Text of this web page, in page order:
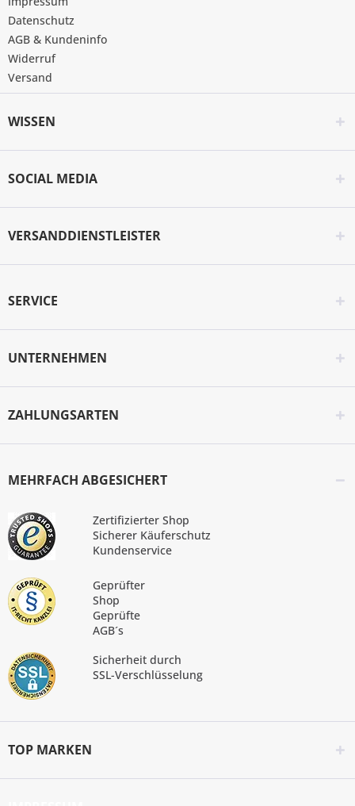
Datenschutz
AGB & Kundeninfo
Widerruf
Versand
WISSEN
SOCIAL MEDIA
VERSANDDIENSTLEISTER
SERVICE
UNTERNEHMEN
ZAHLUNGSARTEN
MEHRFACH ABGESICHERT
Zertifizierter Shop
Sicherer Käuferschutz
Kundenservice
Geprüfter
Shop
Geprüfte
AGB´s
Sicherheit durch
SSL-Verschlüsselung
TOP MARKEN